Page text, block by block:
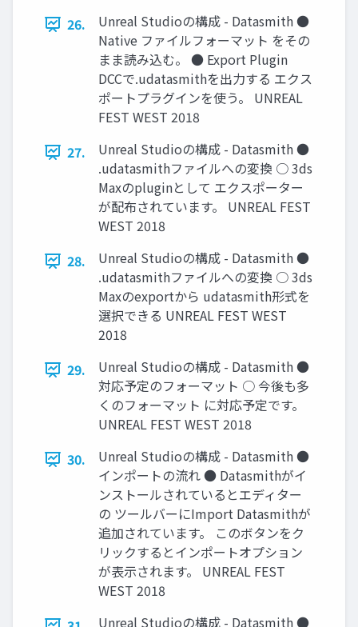
26.
Unreal Studioの構成 - Datasmith ●
Native ファイルフォーマット をその
まま読み込む。 ● Export Plugin
DCCで.udatasmithを出力する エクス
ポートプラグインを使う。 UNREAL
FEST WEST 2018
27.
Unreal Studioの構成 - Datasmith ●
.udatasmithファイルへの変換 ○ 3ds
Maxのpluginとして エクスポーター
が配布されています。 UNREAL FEST
WEST 2018
28.
Unreal Studioの構成 - Datasmith ●
.udatasmithファイルへの変換 ○ 3ds
Maxのexportから udatasmith形式を
選択できる UNREAL FEST WEST
2018
29.
Unreal Studioの構成 - Datasmith ●
対応予定のフォーマット ○ 今後も多
くのフォーマット に対応予定です。
UNREAL FEST WEST 2018
30.
Unreal Studioの構成 - Datasmith ●
インポートの流れ ● Datasmithがイ
ンストールされているとエディター
の ツールバーにImport Datasmithが
追加されています。 このボタンをク
リックするとインポートオプション
が表示されます。 UNREAL FEST
WEST 2018
Unreal Studioの構成 - Datasmith ●